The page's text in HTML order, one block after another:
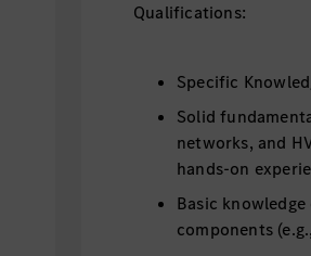
Qualifications:
Specific
Solid
networks, and
hands-on
Basic
components